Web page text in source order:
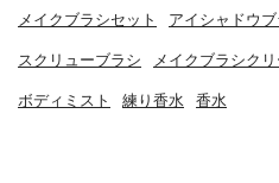
メイクブラシセット アイシャドウ
スクリューブラシ メイクブラシク
ボディミスト 練り香水 香水